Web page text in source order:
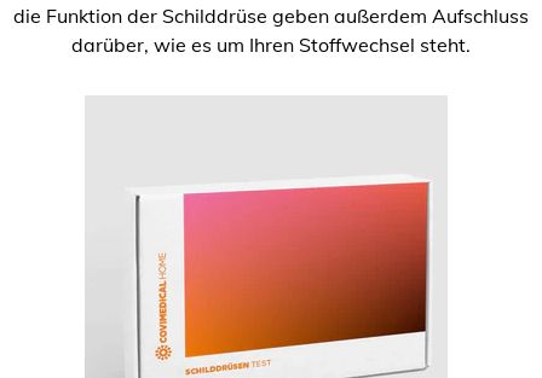
die Funktion der Schilddrüse geben außerdem Aufschluss
darüber, wie es um Ihren Stoffwechsel steht.